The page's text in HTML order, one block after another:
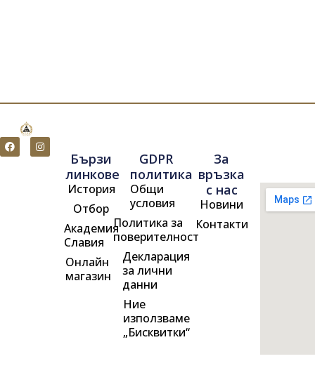
F
a
c
I
n
s
Бързи
линкове
История
Отбор
Академия
Славия
Онлайн
магазин
GDPR
политика
Общи
условия
Политика за
поверителност
Декларация
за лични
данни
Ние
използваме
„Бисквитки“
За
връзка
с нас
Новини
Контакти